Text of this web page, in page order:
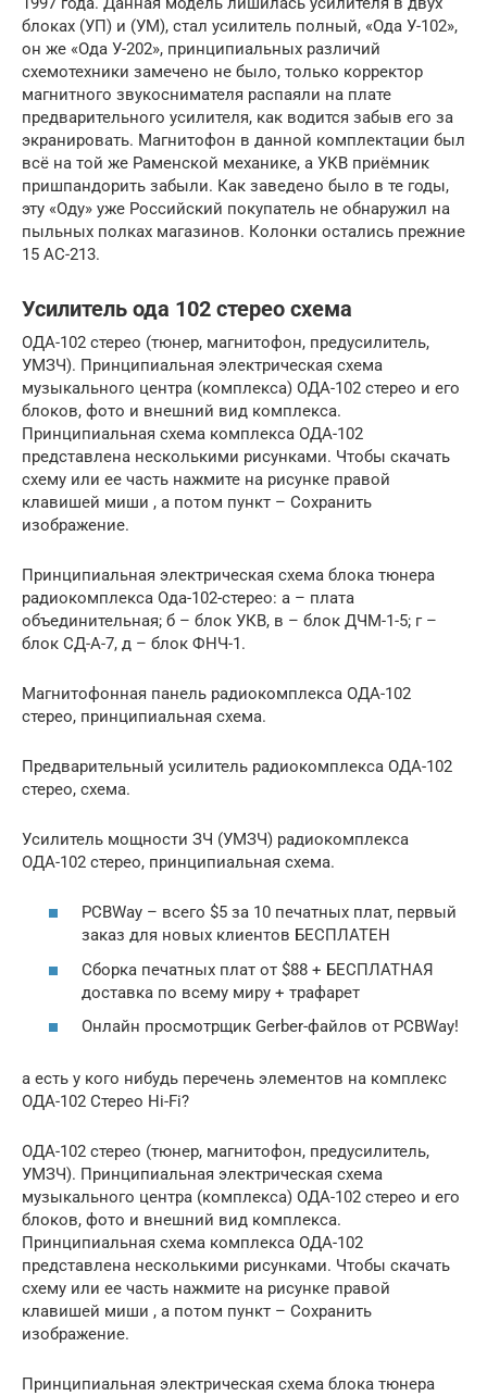
блоках (УП) и (УМ), стал усилитель полный, «Ода У-102»,
он же «Ода У-202», принципиальных различий
схемотехники замечено не было, только корректор
магнитного звукоснимателя распаяли на плате
предварительного усилителя, как водится забыв его за
экранировать. Магнитофон в данной комплектации был
всё на той же Раменской механике, а УКВ приёмник
пришпандорить забыли. Как заведено было в те годы,
эту «Оду» уже Российский покупатель не обнаружил на
пыльных полках магазинов. Колонки остались прежние
15 АС-213.
Усилитель ода 102 стерео схема
ОДА-102 стерео (тюнер, магнитофон, предусилитель,
УМЗЧ). Принципиальная электрическая схема
музыкального центра (комплекса) ОДА-102 стерео и его
блоков, фото и внешний вид комплекса.
Принципиальная схема комплекса ОДА-102
представлена несколькими рисунками. Чтобы скачать
схему или ее часть нажмите на рисунке правой
клавишей миши , а потом пункт – Сохранить
изображение.
Принципиальная электрическая схема блока тюнера
радиокомплекса Ода-102-стерео: а – плата
объединительная; б – блок УКВ, в – блок ДЧМ-1-5; г –
блок СД-А-7, д – блок ФНЧ-1.
Магнитофонная панель радиокомплекса ОДА-102
стерео, принципиальная схема.
Предварительный усилитель радиокомплекса ОДА-102
стерео, схема.
Усилитель мощности ЗЧ (УМЗЧ) радиокомплекса
ОДА-102 стерео, принципиальная схема.
PCBWay – всего $5 за 10 печатных плат, первый
заказ для новых клиентов БЕСПЛАТЕН
Сборка печатных плат от $88 + БЕСПЛАТНАЯ
доставка по всему миру + трафарет
Онлайн просмотрщик Gerber-файлов от PCBWay!
а есть у кого нибудь перечень элементов на комплекс
ОДА-102 Стерео Hi-Fi?
ОДА-102 стерео (тюнер, магнитофон, предусилитель,
УМЗЧ). Принципиальная электрическая схема
музыкального центра (комплекса) ОДА-102 стерео и его
блоков, фото и внешний вид комплекса.
Принципиальная схема комплекса ОДА-102
представлена несколькими рисунками. Чтобы скачать
схему или ее часть нажмите на рисунке правой
клавишей миши , а потом пункт – Сохранить
изображение.
Принципиальная электрическая схема блока тюнера